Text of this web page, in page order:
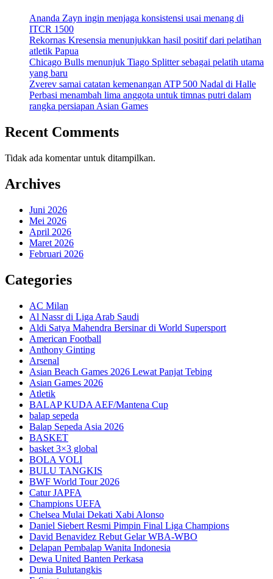
Ananda Zayn ingin menjaga konsistensi usai menang di
ITCR 1500
Rekornas Kresensia menunjukkan hasil positif dari pelatihan
atletik Papua
Chicago Bulls menunjuk Tiago Splitter sebagai pelatih utama
yang baru
Zverev samai catatan kemenangan ATP 500 Nadal di Halle
Perbasi menambah lima anggota untuk timnas putri dalam
rangka persiapan Asian Games
Recent Comments
Tidak ada komentar untuk ditampilkan.
Archives
Juni 2026
Mei 2026
April 2026
Maret 2026
Februari 2026
Categories
AC Milan
Al Nassr di Liga Arab Saudi
Aldi Satya Mahendra Bersinar di World Supersport
American Football
Anthony Ginting
Arsenal
Asian Beach Games 2026 Lewat Panjat Tebing
Asian Games 2026
Atletik
BALAP KUDA AEF/Mantena Cup
balap sepeda
Balap Sepeda Asia 2026
BASKET
basket 3×3 global
BOLA VOLI
BULU TANGKIS
BWF World Tour 2026
Catur JAPFA
Champions UEFA
Chelsea Mulai Dekati Xabi Alonso
Daniel Siebert Resmi Pimpin Final Liga Champions
David Benavidez Rebut Gelar WBA-WBO
Delapan Pembalap Wanita Indonesia
Dewa United Banten Perkasa
Dunia Bulutangkis